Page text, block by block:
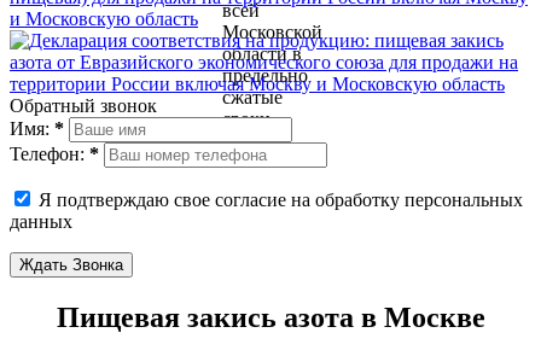
Обратный звонок
Имя: *
Телефон: *
Я подтверждаю свое согласие на обработку персональных
данных
Ждать Звонка
Пищевая закись азота в Москве